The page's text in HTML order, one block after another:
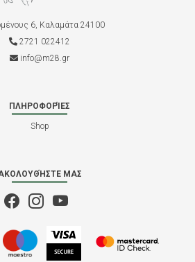
6, Καλαμάτα 24100
2721 022412
info@m28.gr
ΠΛΗΡΟΦΟΡΊΕΣ
Shop
ΜΑΣ